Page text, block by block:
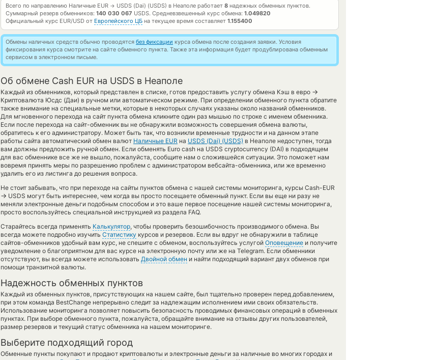
Всего по направлению Наличные EUR → USDS (Dai) (USDS) в Неаполе работает 8 надежных обменных пунктов.
Суммарный резерв обменников: 140 030 067 USDS. Средневзвешенный курс обмена: 1.049820
Официальный курс EUR/USD от Европейского ЦБ на текущее время составляет 1.155400
Обмены наличных средств обычно проводятся без фиксации курса обмена после создания заявки. Условия
фиксирования курса смотрите на сайте обменного пункта. Также эта информация будет продублирована обменным
сервисом в электронном письме.
Об обмене Cash EUR на USDS в Неаполе
Каждый из обменников, который представлен в списке, готов предоставить услугу обмена Кэш в евро →
Криптовалюта Юсдс (Даи) в ручном или автоматическом режиме. При определении обменного пункта обратите
также внимание на специальные метки, которые в некоторых случаях указаны около названий обменников.
Для мгновенного перехода на сайт пункта обмена кликните один раз мышью по строке с именем обменника.
Если после перехода на сайт-обменник вы не обнаружили возможность совершения обмена валюты,
обратитесь к его администратору. Может быть так, что возникли временные трудности и на данном этапе
работы сайта автоматический обмен валют Наличные EUR на USDS (Dai) (USDS) в Неаполе недоступен, тогда
вам должны предложить ручной обмен. Если обменять Euro cash на USDS cryptocurrency (DAI) в подходящем
для вас обменнике все же не вышло, пожалуйста, сообщите нам о сложившейся ситуации. Это поможет нам
вовремя принять меры по разрешению проблем с администратором вебсайта-обменника, или же временно
удалить его из листинга до решения вопроса.
Не стоит забывать, что при переходе на сайты пунктов обмена с нашей системы мониторинга, курсы Cash-EUR
→ USDS могут быть интереснее, чем когда вы просто посещаете обменный пункт. Если вы еще ни разу не
меняли электронные деньги подобным способом и это ваше первое посещение нашей системы мониторинга,
просто воспользуйтесь специальной инструкцией из раздела FAQ.
Старайтесь всегда применять Калькулятор, чтобы проверить безошибочность производимого обмена. Вы
всегда можете подробно изучить Статистику курсов и резервов. Если вы вдруг не обнаружили в таблице
сайтов-обменников удобный вам курс, не спешите с обменом, воспользуйтесь услугой Оповещение и получите
уведомление о благоприятном для вас курсе на электронную почту или же на Telegram. Если обменники
отсутствуют, вы всегда можете использовать Двойной обмен и найти подходящий вариант двух обменов при
помощи транзитной валюты.
Надежность обменных пунктов
Каждый из обменных пунктов, присутствующих на нашем сайте, был тщательно проверен перед добавлением,
при этом команда BestChange непрерывно следит за надлежащим исполнением ими своих обязательств.
Использование мониторинга позволяет повысить безопасность проводимых финансовых операций в обменных
пунктах. При выборе обменного пункта, пожалуйста, обращайте внимание на отзывы других пользователей,
размер резервов и текущий статус обменника на нашем мониторинге.
Выберите подходящий город
Обменные пункты покупают и продают криптовалюты и электронные деньги за наличные во многих городах и